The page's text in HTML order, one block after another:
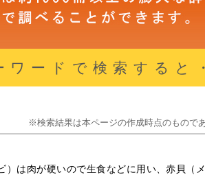
ワードで検索すると
※検索結果は本ページの作成時点のもので
）は肉が硬いので生食などに用い、赤貝（